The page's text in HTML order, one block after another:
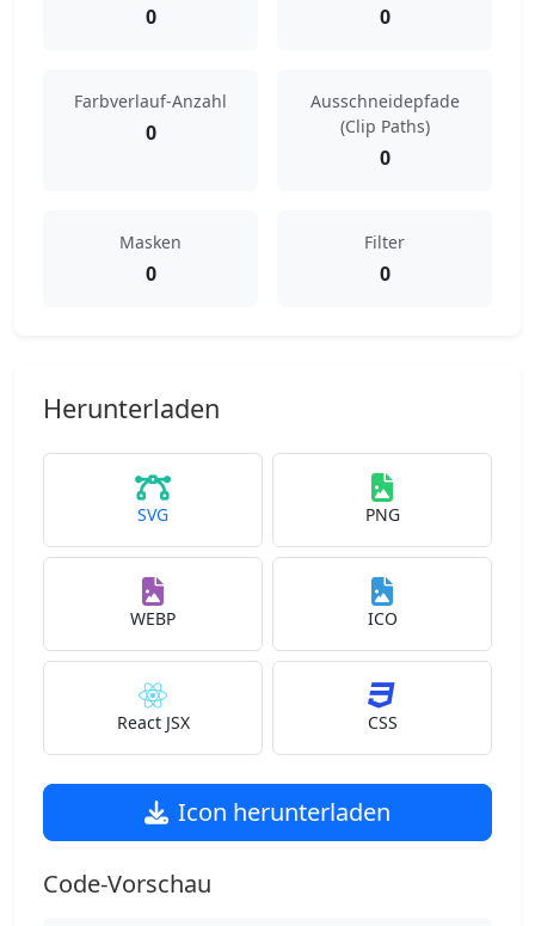
0 0
Farbverlauf-Anzahl
0
Ausschneidepfade
(Clip Paths)
0
Masken
0
Filter
0
Herunterladen
SVG PNG
WEBP ICO
React JSX CSS
Icon herunterladen
Code-Vorschau